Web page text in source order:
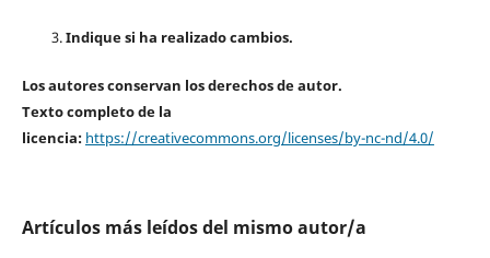
Indique si ha realizado cambios.
Los autores conservan los derechos de autor.
Texto completo de la
licencia: https://creativecommons.org/licenses/by-nc-nd/4.0/
Artículos más leídos del mismo autor/a